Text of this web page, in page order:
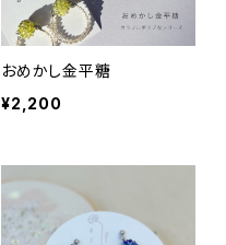
おめかし金平糖
¥2,200